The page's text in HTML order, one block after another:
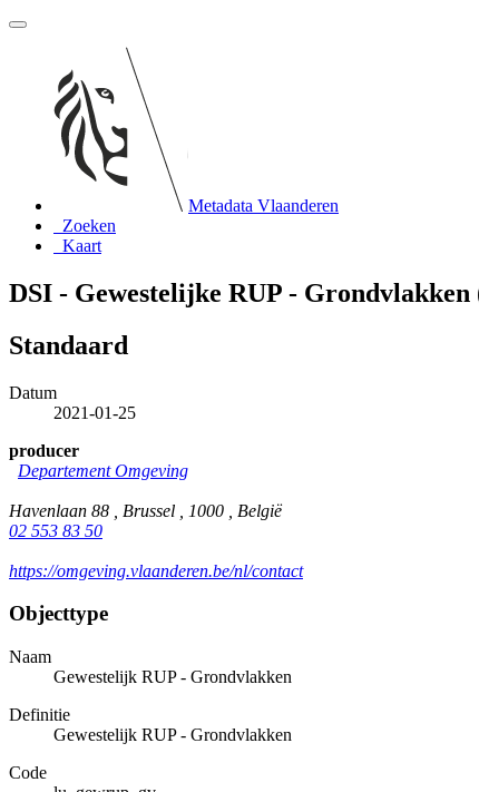
Metadata Vlaanderen
Zoeken
Kaart
DSI - Gewestelijke RUP - Grondvlakken
Standaard
Datum
2021-01-25
producer
Departement Omgeving
Havenlaan 88 , Brussel , 1000 , België
02 553 83 50
https://omgeving.vlaanderen.be/nl/contact
Objecttype
Naam
Gewestelijk RUP - Grondvlakken
Definitie
Gewestelijk RUP - Grondvlakken
Code